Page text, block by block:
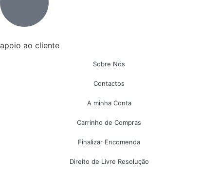
apoio ao cliente
Sobre Nós
Contactos
A minha Conta
Carrinho de Compras
Finalizar Encomenda
Direito de Livre Resolução